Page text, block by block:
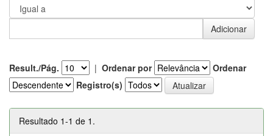
Result./Pág. | Ordenar por
Ordenar
Registro(s)
Resultado 1-1 de 1.